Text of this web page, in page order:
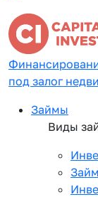
под залог
Займы
Виды